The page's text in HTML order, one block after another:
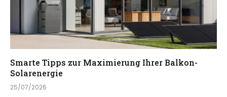
Smarte Tipps zur Maximierung Ihrer Balkon-
Solarenergie
25/07/2026